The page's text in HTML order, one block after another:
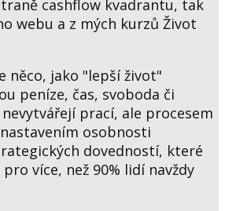
cashflow kvadrantu, tak
webu a z mých kurzů Život
něco, jako "lepší život"
peníze, čas, svoboda či
prací, ale procesem
osobnosti
dovedností, které
více, než 90% lidí navždy